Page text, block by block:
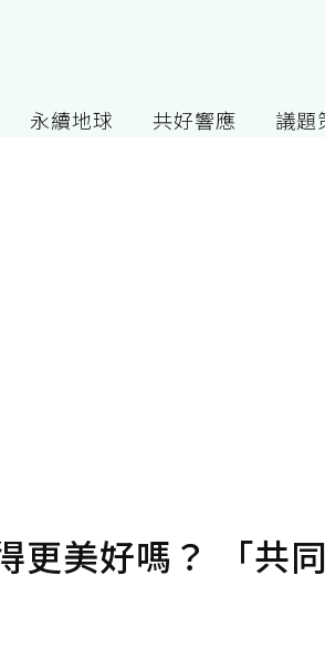
永續地球 共好響應 議題
更美好嗎？ 「共